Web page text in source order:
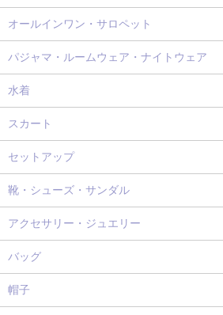
オールインワン・サロペット
パジャマ・ルームウェア・ナイトウェア
水着
スカート
セットアップ
靴・シューズ・サンダル
アクセサリー・ジュエリー
バッグ
帽子